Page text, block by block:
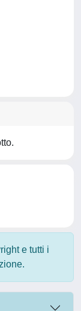
e tutti i